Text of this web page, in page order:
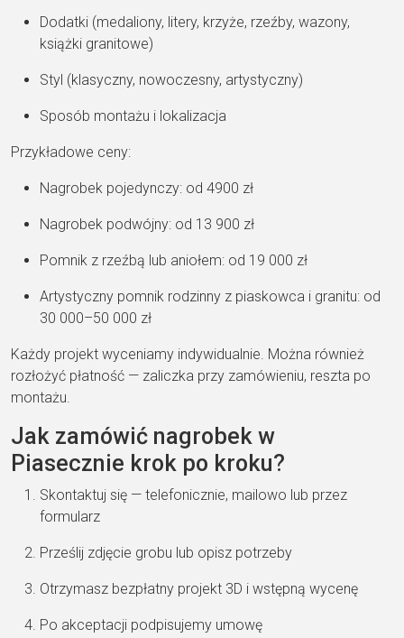
Dodatki (medaliony, litery, krzyże, rzeźby, wazony,
książki granitowe)
Styl (klasyczny, nowoczesny, artystyczny)
Sposób montażu i lokalizacja
Przykładowe ceny:
Nagrobek pojedynczy: od 4900 zł
Nagrobek podwójny: od 13 900 zł
Pomnik z rzeźbą lub aniołem: od 19 000 zł
Artystyczny pomnik rodzinny z piaskowca i granitu: od
30 000–50 000 zł
Każdy projekt wyceniamy indywidualnie. Można również
rozłożyć płatność — zaliczka przy zamówieniu, reszta po
montażu.
Jak zamówić nagrobek w
Piasecznie krok po kroku?
Skontaktuj się — telefonicznie, mailowo lub przez
formularz
Prześlij zdjęcie grobu lub opisz potrzeby
Otrzymasz bezpłatny projekt 3D i wstępną wycenę
Po akceptacji podpisujemy umowę